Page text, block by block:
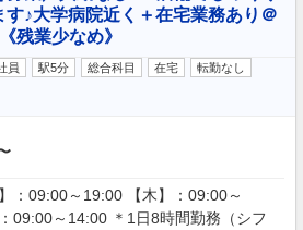
♪大学病院近く＋在宅業務あり＠
残業少なめ》
員 駅5分 総合科目 在宅
転勤なし
：09:00～19:00 【木】：09:00～
09:00～14:00 ＊1日8時間勤務（シフ